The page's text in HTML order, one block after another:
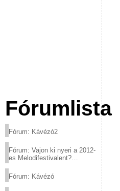
Fórumlista
Fórum: Kávézó2
Fórum: Vajon ki nyeri a 2012-
es Melodifestivalent?
Fórum: Kávézó